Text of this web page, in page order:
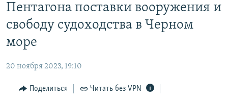
содержанию
Вернутся
главной
Вернутся
поиску
ГРУЗ 200
ВОДА
ИНТЕРАКТИВ
ИНФОГРАФИКА
РАДІО СВОБОДА
КАК ОБОЙТИ БЛОКИРОВКУ
Пентагона поставки вооружения и
свободу судоходства в Черном
море
20 ноября 2023, 19:10
Поделиться Читать без VPN